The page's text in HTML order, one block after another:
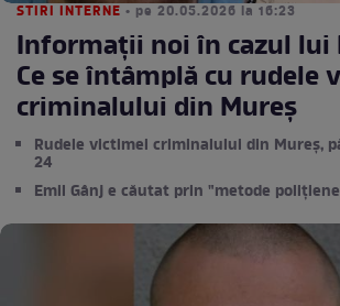
STIRI INTERNE • pe 20.05.2026 la 16:23
Informații noi în cazul lui
Ce se întâmplă cu rudele
criminalului din Mureş
Rudele victimei criminalului din Mureș,
24
Emil Gânj e căutat prin "metode